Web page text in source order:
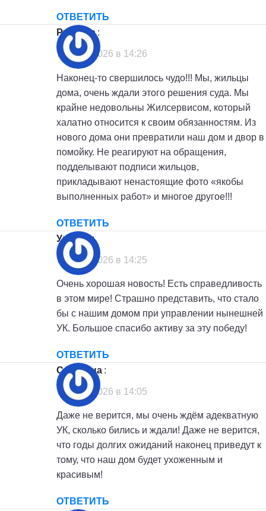
ОТВЕТИТЬ
Рузанна :
7 июля, 2026 в 14:26
Наконец-то свершилось чудо!!! Мы, жильцы
дома, очень ждали этого решения суда. Мы
крайне недовольны Жилсервисом, который
халатно относится к своим обязанностям. Из
нового дома они превратили наш дом и двор в
помойку. Не реагируют на обращения,
подделывают подписи жильцов,
прикладывают ненастоящие фото «якобы
выполненных работ» и многое другое!!!
ОТВЕТИТЬ
Ульяна :
7 июля, 2026 в 14:25
Очень хорошая новость! Есть справедливость
в этом мире! Страшно представить, что стало
бы с нашим домом при управлении нынешней
УК. Большое спасибо активу за эту победу!
ОТВЕТИТЬ
Светлана :
7 июля, 2026 в 14:05
Даже не верится, мы очень ждём адекватную
УК, сколько бились и ждали! Даже не верится,
что годы долгих ожиданий наконец приведут к
тому, что наш дом будет ухоженным и
красивым!
ОТВЕТИТЬ